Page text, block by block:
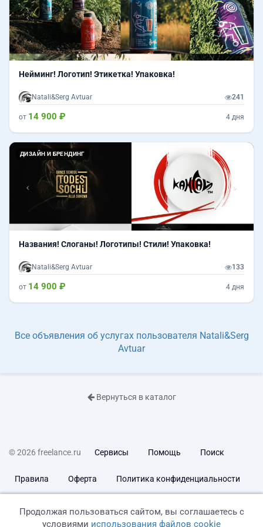
Нейминг! Логотип! Этикетка! Упаковка!
Natali&Serg Avtuar 241
от 14 900 ₽ 4 дня
ДИЗАЙН И БРЕНДИНГ
Назад
Названия! Слоганы! Логотипы! Стили! Упаковка!
Natali&Serg Avtuar 133
от 14 900 ₽ 4 дня
Все объявления об услугах пользователя Natali&Serg
Avtuar
Вернуться в каталог
© 2026 freelance.ru Сервисы Помощь Поиск
Правила Оферта Политика конфиденциальности
Продолжая пользоваться сайтом, вы соглашаетесь с
условиями использования файлов cookie